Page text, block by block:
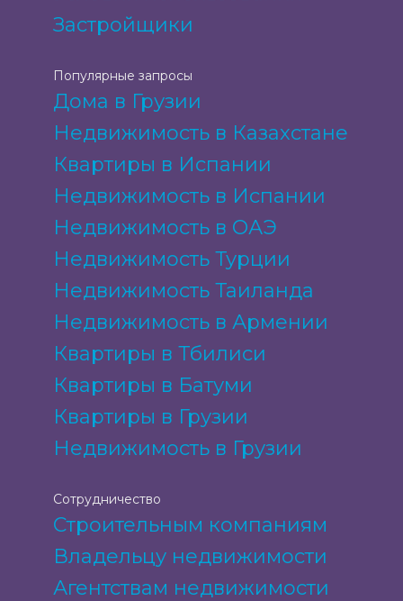
Застройщики
Популярные запросы
Дома в Грузии
Недвижимость в Казахстане
Квартиры в Испании
Недвижимость в Испании
Недвижимость в ОАЭ
Недвижимость Турции
Недвижимость Таиланда
Недвижимость в Армении
Квартиры в Тбилиси
Квартиры в Батуми
Квартиры в Грузии
Недвижимость в Грузии
Сотрудничество
Строительным компаниям
Владельцу недвижимости
Агентствам недвижимости